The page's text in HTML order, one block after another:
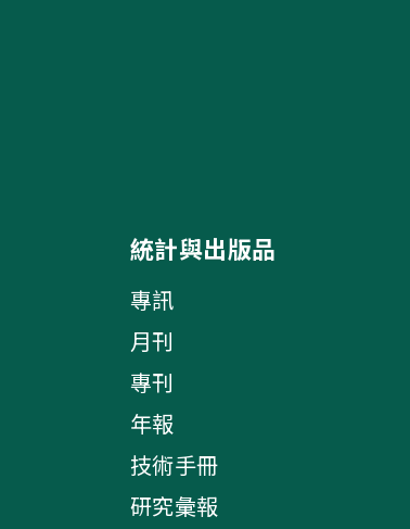
統計與出版品
專訊
月刊
專刊
年報
技術手冊
研究彙報